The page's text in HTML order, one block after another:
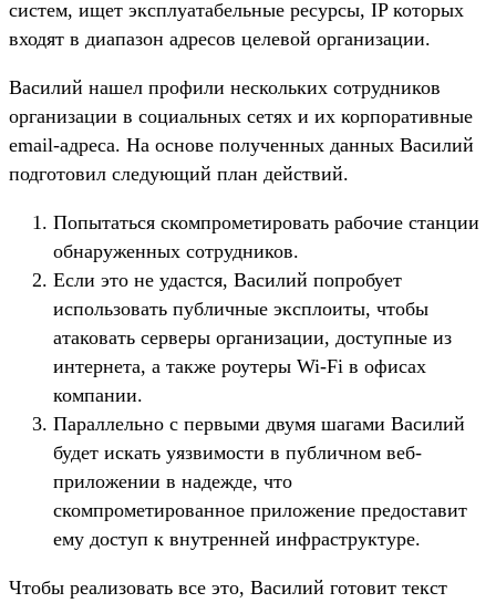
систем, ищет эксплуатабельные ресурсы, IP которых
входят в диапазон адресов целевой организации.
Василий нашел профили нескольких сотрудников
организации в социальных сетях и их корпоративные
email-адреса. На основе полученных данных Василий
подготовил следующий план действий.
Попытаться скомпрометировать рабочие станции
обнаруженных сотрудников.
Если это не удастся, Василий попробует
использовать публичные эксплоиты, чтобы
атаковать серверы организации, доступные из
интернета, а также роутеры Wi-Fi в офисах
компании.
Параллельно с первыми двумя шагами Василий
будет искать уязвимости в публичном веб-
приложении в надежде, что
скомпрометированное приложение предоставит
ему доступ к внутренней инфраструктуре.
Чтобы реализовать все это, Василий готовит текст